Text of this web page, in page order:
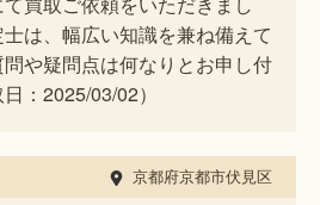
は、幅広い知識を兼ね備えて
や疑問点は何なりとお申し付
：2025/03/02）
京都府京都市伏見区